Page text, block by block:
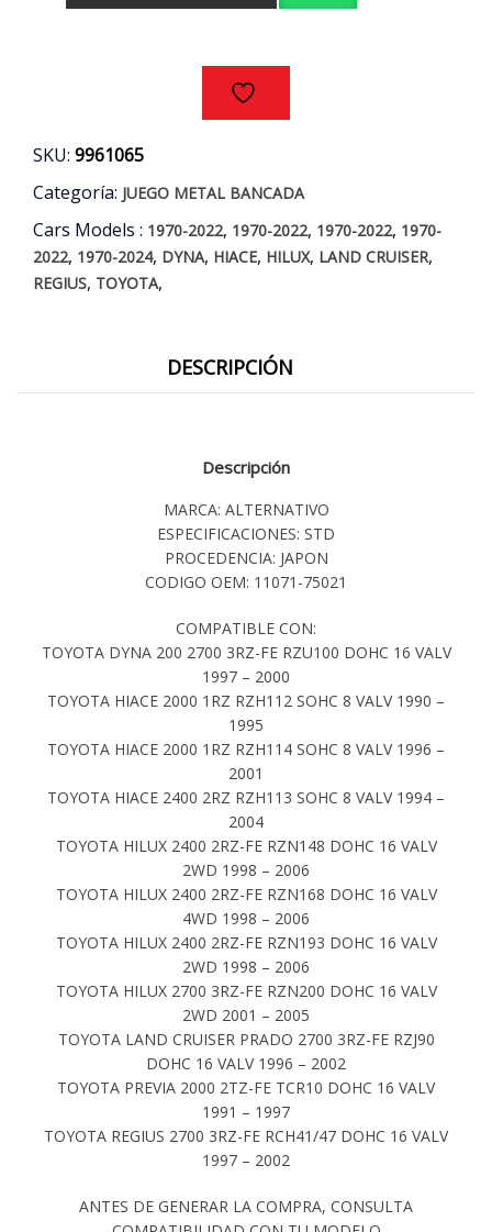
SKU: 9961065
Categoría: JUEGO METAL BANCADA
Cars Models : 1970-2022, 1970-2022, 1970-2022, 1970-
2022, 1970-2024, DYNA, HIACE, HILUX, LAND CRUISER,
REGIUS, TOYOTA,
DESCRIPCIÓN
Descripción
MARCA: ALTERNATIVO
ESPECIFICACIONES: STD
PROCEDENCIA: JAPON
CODIGO OEM: 11071-75021
COMPATIBLE CON:
TOYOTA DYNA 200 2700 3RZ-FE RZU100 DOHC 16 VALV
1997 – 2000
TOYOTA HIACE 2000 1RZ RZH112 SOHC 8 VALV 1990 –
1995
TOYOTA HIACE 2000 1RZ RZH114 SOHC 8 VALV 1996 –
2001
TOYOTA HIACE 2400 2RZ RZH113 SOHC 8 VALV 1994 –
2004
TOYOTA HILUX 2400 2RZ-FE RZN148 DOHC 16 VALV
2WD 1998 – 2006
TOYOTA HILUX 2400 2RZ-FE RZN168 DOHC 16 VALV
4WD 1998 – 2006
TOYOTA HILUX 2400 2RZ-FE RZN193 DOHC 16 VALV
2WD 1998 – 2006
TOYOTA HILUX 2700 3RZ-FE RZN200 DOHC 16 VALV
2WD 2001 – 2005
TOYOTA LAND CRUISER PRADO 2700 3RZ-FE RZJ90
DOHC 16 VALV 1996 – 2002
TOYOTA PREVIA 2000 2TZ-FE TCR10 DOHC 16 VALV
1991 – 1997
TOYOTA REGIUS 2700 3RZ-FE RCH41/47 DOHC 16 VALV
1997 – 2002
ANTES DE GENERAR LA COMPRA, CONSULTA